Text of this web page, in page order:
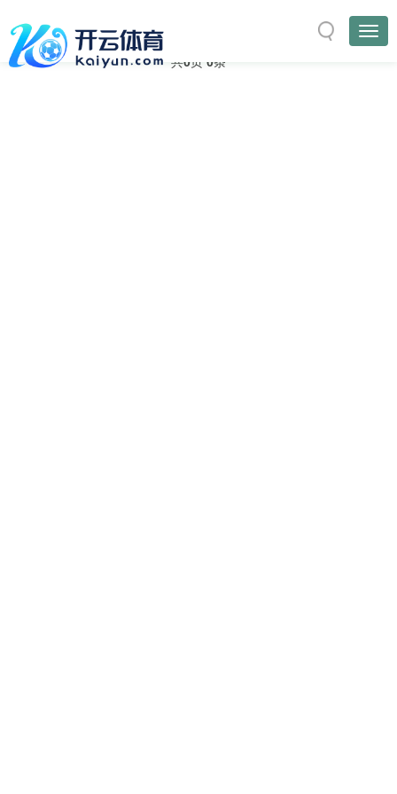
首页
TAG标签
共0页 0条